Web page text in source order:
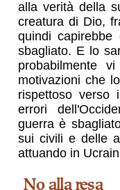
alla verità della
creatura di Dio,
quindi
sbagliato. E lo
probabilmente
motivazioni che
rispettoso verso
errori
guerra è
sui civili e delle
attuando in
no alla resa